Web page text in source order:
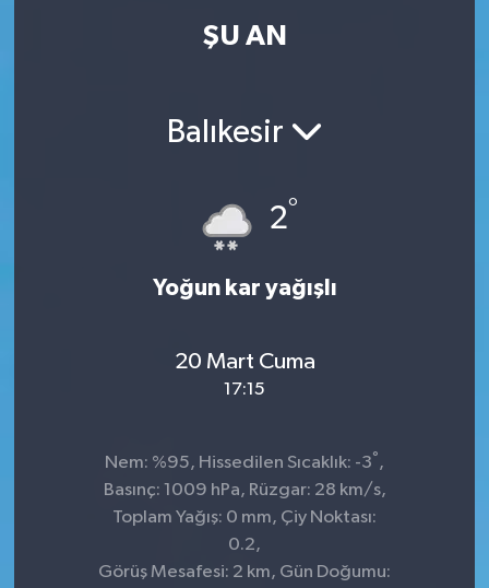
ŞU AN
Balıkesir
2°
Yoğun kar yağışlı
20 Mart Cuma
17:15
Nem: %95, Hissedilen Sıcaklık: -3° ,
Basınç: 1009 hPa, Rüzgar: 28 km/s,
Toplam Yağış: 0 mm, Çiy Noktası:
0.2,
Görüş Mesafesi: 2 km, Gün Doğumu: